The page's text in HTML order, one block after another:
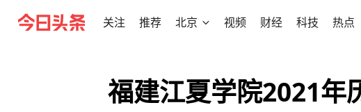
关注 推荐 北京 视频 财经 科技 热点
福建江夏学院2021年